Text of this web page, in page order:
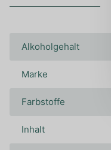
Alkoholgehalt
Marke
Farbstoffe
Inhalt